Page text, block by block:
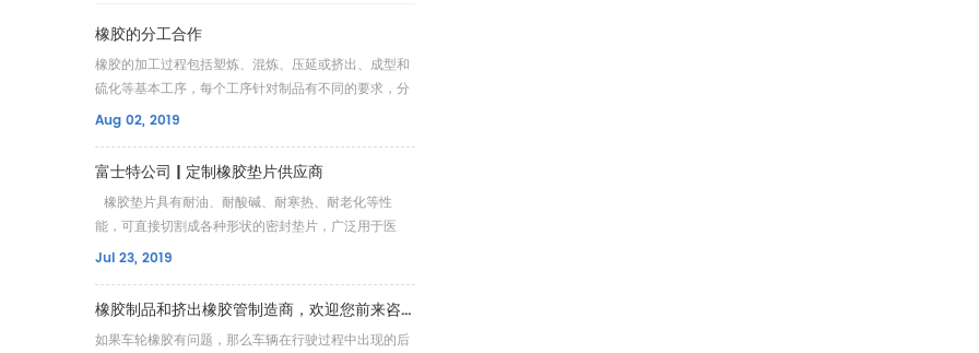
橡胶的分工合作
橡胶的加工过程包括塑炼、混炼、压延或挤出、成型和
硫化等基本工序，每个工序针对制品有不同的要求，分
别配合若干辅助操作。我们富士特橡塑有限公司拥有独
箱到出口都有一系列出货的能力，能够挑起订单的压
力。在橡胶加工的各个环节都有对应的人员和机器，保
证产品在各个环
Aug 02, 2019
富士特公司 | 定制橡胶垫片供应商
橡胶垫片具有耐油、耐酸碱、耐寒热、耐老化等性
能，可直接切割成各种形状的密封垫片，广泛用于医
药、电子、化工、抗静电、阻燃、食品等行业，在工业
腈橡胶垫、氟橡胶垫、其他橡胶垫。橡胶垫片在连接两
个部位的表面之间起
Jul 23, 2019
橡胶制品和挤出橡胶管制造商，欢迎您前来咨询！
如果车轮橡胶有问题，那么车辆在行驶过程中出现的后